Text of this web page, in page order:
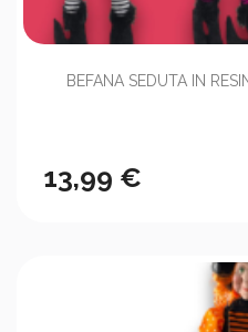
BEFANA SEDUTA IN
13,99 €